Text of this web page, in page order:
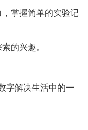
掌握简单的实验记
的兴趣。
字解决生活中的一